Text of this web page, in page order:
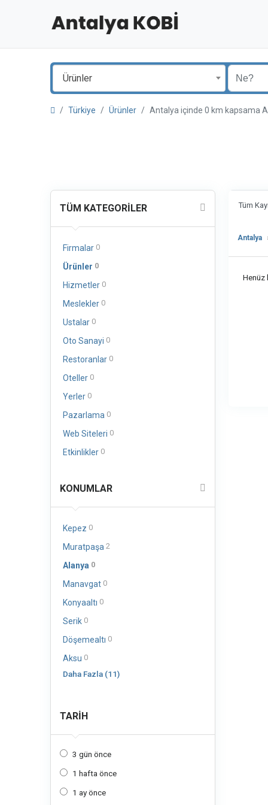
Ürünler
Türkiye Ürünler Antalya içinde 0 km kapsama
TÜM KATEGORILER
Firmalar 0
Ürünler 0
Hizmetler 0
Meslekler 0
Ustalar 0
Oto Sanayi 0
Restoranlar 0
Oteller 0
Yerler 0
Pazarlama 0
Web Siteleri 0
Etkinlikler 0
KONUMLAR
Kepez 0
Muratpaşa 2
Alanya 0
Manavgat 0
Konyaaltı 0
Serik 0
Döşemealtı 0
Aksu 0
Daha Fazla (11)
TARIH
3 gün önce
1 hafta önce
1 ay önce
Tüm
Antalya
Henüz